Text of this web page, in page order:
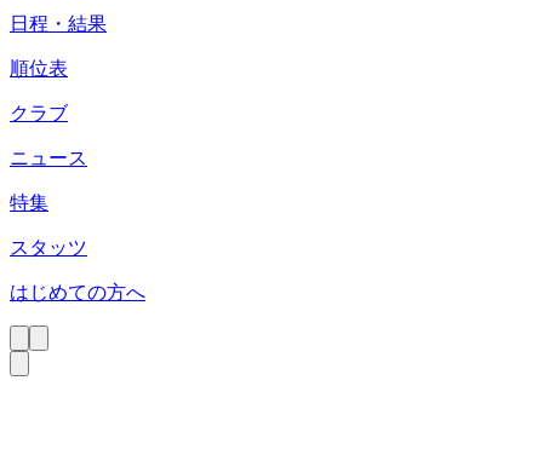
日程・結果
順位表
クラブ
ニュース
特集
スタッツ
はじめての方へ